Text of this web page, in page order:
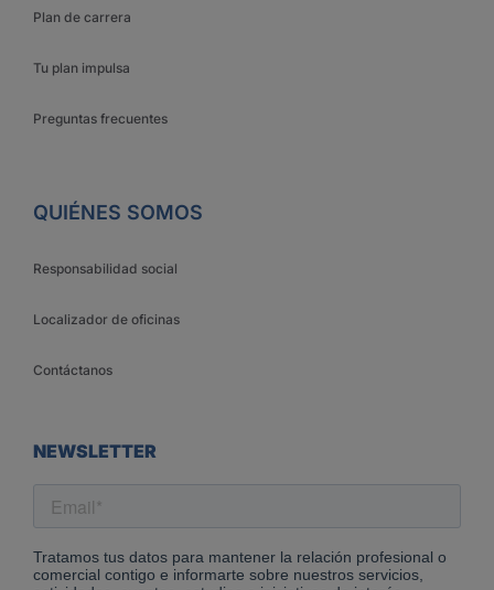
Plan de carrera
Tu plan impulsa
Preguntas frecuentes
QUIÉNES SOMOS
Responsabilidad social
Localizador de oficinas
Contáctanos
NEWSLETTER